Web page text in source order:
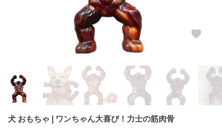
犬 おもちゃ | ワンちゃん大喜び！力士の筋肉骨